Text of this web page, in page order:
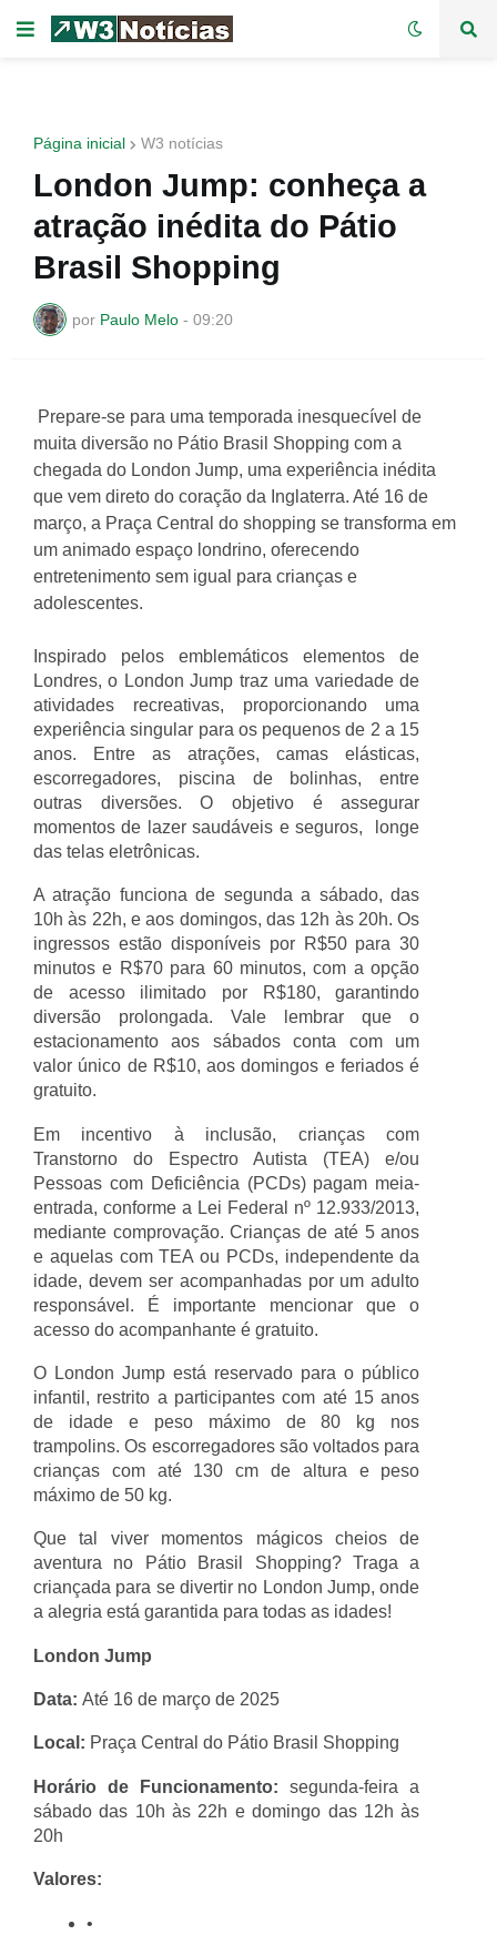
Página inicial W3 notícias
London Jump: conheça a
atração inédita do Pátio
Brasil Shopping
por Paulo Melo - 09:20
Prepare-se para uma temporada inesquecível de
muita diversão no Pátio Brasil Shopping com a
chegada do London Jump, uma experiência inédita
que vem direto do coração da Inglaterra. Até 16 de
março, a Praça Central do shopping se transforma em
um animado espaço londrino, oferecendo
entretenimento sem igual para crianças e
adolescentes.
Inspirado pelos emblemáticos elementos de
Londres, o London Jump traz uma variedade de
atividades recreativas, proporcionando uma
experiência singular para os pequenos de 2 a 15
anos. Entre as atrações, camas elásticas,
escorregadores, piscina de bolinhas, entre
outras diversões. O objetivo é assegurar
momentos de lazer saudáveis e seguros, longe
das telas eletrônicas.
A atração funciona de segunda a sábado, das
10h às 22h, e aos domingos, das 12h às 20h. Os
ingressos estão disponíveis por R$50 para 30
minutos e R$70 para 60 minutos, com a opção
de acesso ilimitado por R$180, garantindo
diversão prolongada. Vale lembrar que o
estacionamento aos sábados conta com um
valor único de R$10, aos domingos e feriados é
gratuito.
Em incentivo à inclusão, crianças com
Transtorno do Espectro Autista (TEA) e/ou
Pessoas com Deficiência (PCDs) pagam meia-
entrada, conforme a Lei Federal nº 12.933/2013,
mediante comprovação. Crianças de até 5 anos
e aquelas com TEA ou PCDs, independente da
idade, devem ser acompanhadas por um adulto
responsável. É importante mencionar que o
acesso do acompanhante é gratuito.
O London Jump está reservado para o público
infantil, restrito a participantes com até 15 anos
de idade e peso máximo de 80 kg nos
trampolins. Os escorregadores são voltados para
crianças com até 130 cm de altura e peso
máximo de 50 kg.
Que tal viver momentos mágicos cheios de
aventura no Pátio Brasil Shopping? Traga a
criançada para se divertir no London Jump, onde
a alegria está garantida para todas as idades!
London Jump
Data: Até 16 de março de 2025
Local: Praça Central do Pátio Brasil Shopping
Horário de Funcionamento: segunda-feira a
sábado das 10h às 22h e domingo das 12h às
20h
Valores: